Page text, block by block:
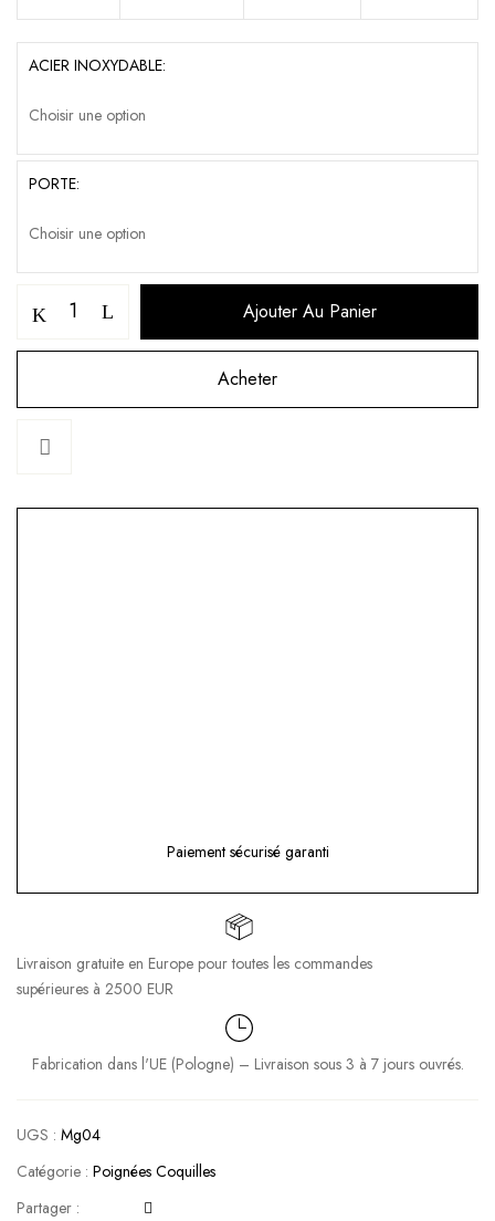
ACIER INOXYDABLE
PORTE
Ajouter Au Panier
Acheter
Paiement sécurisé garanti
Livraison gratuite en Europe pour toutes les commandes
supérieures à 2500 EUR
Fabrication dans l'UE (Pologne) – Livraison sous 3 à 7 jours ouvrés.
UGS : Mg04
Catégorie : Poignées Coquilles
Partager :